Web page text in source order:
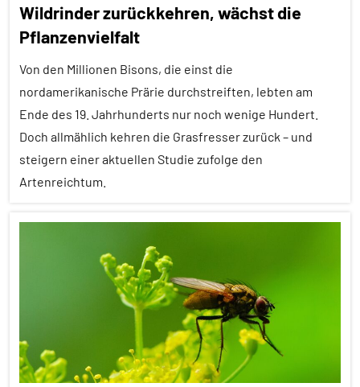
Ernährung
Forschung
aktuell
In
aller
Kürze
Inter-
Spezies
Vögel
Wildrinder zurückkehren, wächst die
Pflanzenvielfalt
Von den Millionen Bisons, die einst die
nordamerikanische Prärie durchstreiften, lebten am
Ende des 19. Jahrhunderts nur noch wenige Hundert.
Doch allmählich kehren die Grasfresser zurück – und
steigern einer aktuellen Studie zufolge den
Artenreichtum.
Tiergruppen
Empfohlene